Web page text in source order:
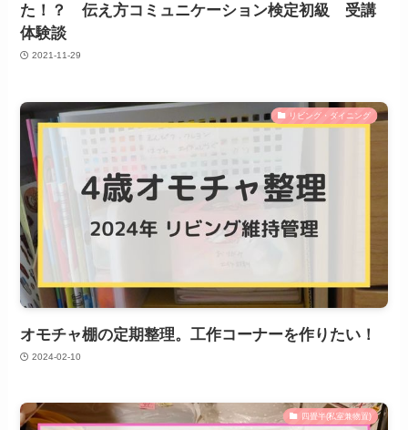
た！？ 伝え方コミュニケーション検定初級 受講
体験談
2021-11-29
リビング・ダイニング
オモチャ棚の定期整理。工作コーナーを作りたい！
2024-02-10
四畳半(私室兼物置)